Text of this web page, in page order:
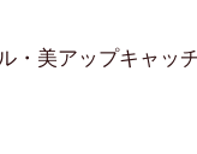
・美アップキャッ